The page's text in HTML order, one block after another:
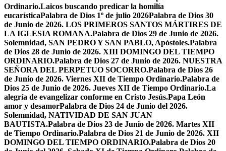
Ordinario.Laicos buscando predicar la homilía
eucarísticaPalabra de Dios 1º de julio 2026Palabra de Dios 30
de Junio de 2026. LOS PRIMEROS SANTOS MÁRTIRES DE
LA IGLESIA ROMANA.Palabra de Dios 29 de Junio de 2026.
Solemnidad, SAN PEDRO Y SAN PABLO, Apóstoles.Palabra
de Dios 28 de Junio de 2026. XIII DOMINGO DEL TIEMPO
ORDINARIO.Palabra de Dios 27 de Junio de 2026. NUESTRA
SEÑORA DEL PERPETUO SOCORRO.Palabra de Dios 26
de Junio de 2026. Viernes XII de Tiempo Ordinario.Palabra de
Dios 25 de Junio de 2026. Jueves XII de Tiempo Ordinario.La
alegría de evangelizar conforme en Cristo Jesús.Papa León
amor y desamorPalabra de Dios 24 de Junio del 2026.
Solemnidad, NATIVIDAD DE SAN JUAN
BAUTISTA.Palabra de Dios 23 de Junio de 2026. Martes XII
de Tiempo Ordinario.Palabra de Dios 21 de Junio de 2026. XII
DOMINGO DEL TIEMPO ORDINARIO.Palabra de Dios 20